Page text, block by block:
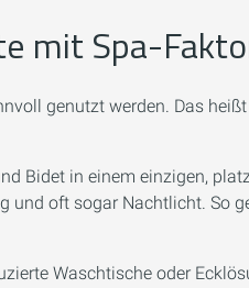
mit Spa-
genutzt werden. Das
Bidet in einem einzigen,
und oft sogar Nachtlicht. So
Waschtische oder